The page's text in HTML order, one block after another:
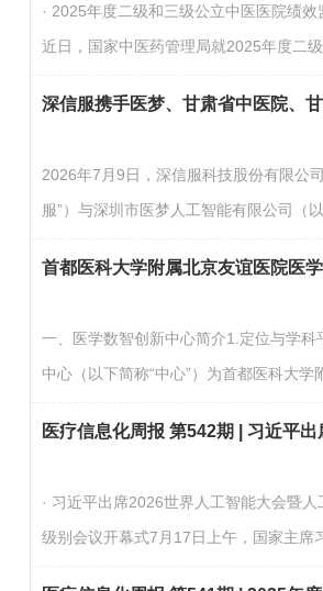
界创新力量踊跃参与。一、赛事设置本次
同治理与健康数据赋能，设置四大赛题
策、重点人群服务、数据安全流通与质量
· 2025年度二级和三级公立中医医院绩
近日，国家中医药管理局就2025年度二级
认真梳理辖区内二级和三级公立中医医
（星期一）前登录公立医院绩效监测管理
理”模块中添加2025年度新纳入监测的二
医院绩效监测的机构和人员信息。（国家
两部门发布关于确定医保支持基层医疗卫
2026年7月9日，深信服科技股份有限公
服”）与深圳市医梦人工智能有限公司（以
托深信服在医疗行业数字基础设施、云
领域的综合能力，融合医梦在医疗AI中
产、医疗业务语义、医院智能体运行体
方面的专业优势，共同推出基于
（Sangfor Agent Builder）的“AI·未来医
一、医学数智创新中心简介1.定位与学科
中心（以下简称“中心”）为首都医科大学
首席科学家与学术领衔人。中心定位于
能的核心应用与研发基地，致力于推动数
的深度交叉融合，构建医工协同创新的
基础设施与数智平台中心已建成覆盖“数
用”全链条的完善技术支撑体系，核心平
· 习近平出席2026世界人工智能大会暨
级别会议开幕式7月17日上午，国家主席